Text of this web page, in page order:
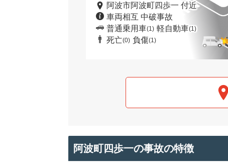
阿波市阿波町四歩一 付近
車両相互 中破事故
普通乗用車(1) 軽自動車(1)
死亡(0) 負傷(1)
阿波町四歩一の事故の特徴